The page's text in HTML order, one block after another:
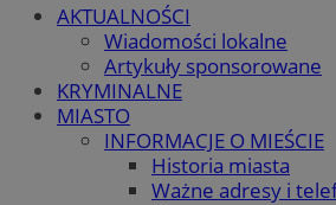
AKTUALNOŚCI
Wiadomości lokalne
Artykuły sponsorowane
KRYMINALNE
MIASTO
INFORMACJE O MIEŚCIE
Historia miasta
Ważne adresy i